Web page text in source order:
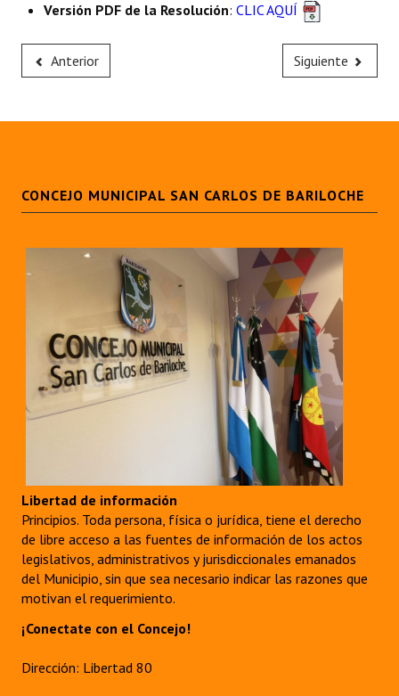
Entrega de distinciones
Versión PDF de la Resolución: CLIC AQUÍ
Anterior Siguiente
CONCEJO MUNICIPAL SAN CARLOS DE BARILOCHE
Libertad de información
Principios. Toda persona, física o jurídica, tiene el derecho
de libre acceso a las fuentes de información de los actos
legislativos, administrativos y jurisdiccionales emanados
del Municipio, sin que sea necesario indicar las razones que
motivan el requerimiento.
¡Conectate con el Concejo!
Dirección: Libertad 80